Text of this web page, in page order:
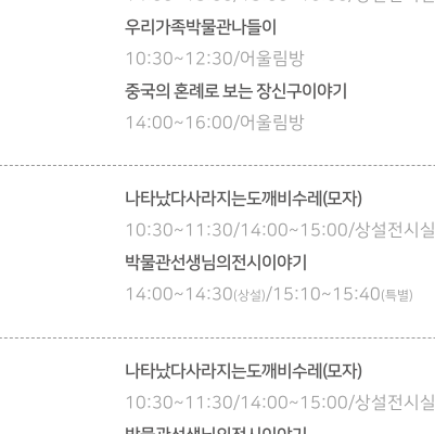
우리가족박물관나들이
10:30~12:30/어울림방
중국의 혼례로 보는 장신구이야기
14:00~16:00/어울림방
나타났다사라지는도깨비수레(모자)
10:30~11:30/14:00~15:00/상설전시실
박물관선생님의전시이야기
14:00~14:30(상설)/15:10~15:40(특별)
나타났다사라지는도깨비수레(모자)
10:30~11:30/14:00~15:00/상설전시실